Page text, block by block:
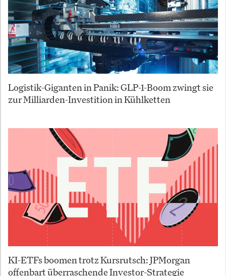
Logistik-Giganten in Panik: GLP-1-Boom zwingt sie
zur Milliarden-Investition in Kühlketten
KI-ETFs boomen trotz Kursrutsch: JPMorgan
offenbart überraschende Investor-Strategie